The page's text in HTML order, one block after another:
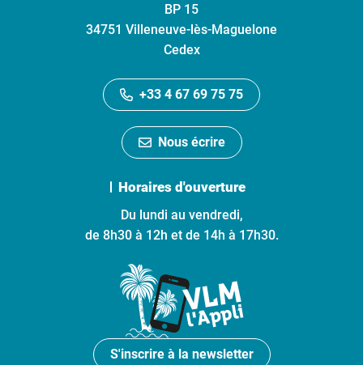
BP 15
34751 Villeneuve-lès-Maguelone
Cedex
+33 4 67 69 75 75
Nous écrire
Horaires d'ouverture
Du lundi au vendredi,
de 8h30 à 12h et de 14h à 17h30.
S'inscrire à la newsletter